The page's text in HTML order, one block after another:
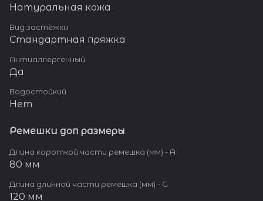
Натуральная кожа
Вид застёжки
Стандартная пряжка
Антиаллергенный
Да
Водостойкий
Нет
Ремешки доп размеры
Длина короткой части ремешка (мм) - A
80 мм
Длина длинной части ремешка (мм) - G
120 мм